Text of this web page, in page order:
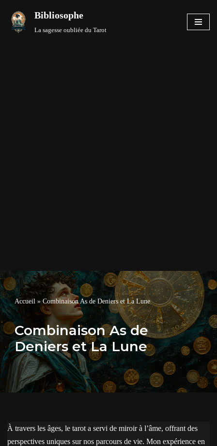
Aller
Bibliosophe
La sagesse oubliée du Tarot
Accueil » Combinaison As de Deniers et La Lune
Combinaison As de
Deniers et La Lune
À travers les âges, le tarot a servi de miroir à l’âme, offrant des
perspectives uniques sur nos parcours de vie. Mon expérience en